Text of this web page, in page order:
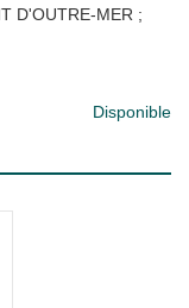
D'OUTRE-MER ;
Disponible